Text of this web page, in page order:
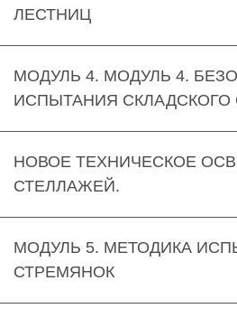
ЛЕСТНИЦ
МОДУЛЬ 4. МОДУЛЬ 4.
ИСПЫТАНИЯ СКЛАДСКОГО
НОВОЕ ТЕХНИЧЕСКОЕ
СТЕЛЛАЖЕЙ.
МОДУЛЬ 5. МЕТОДИКА
СТРЕМЯНОК